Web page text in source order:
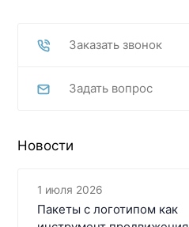
Заказать звонок
Задать вопрос
Новости
1 июля 2026
Пакеты с логотипом как